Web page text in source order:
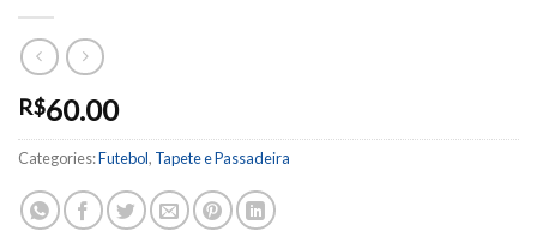
R$60.00
Categories:Futebol, Tapete e Passadeira